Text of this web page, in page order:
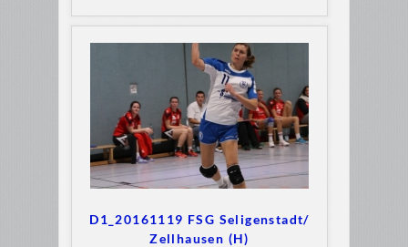
D1_20161119 FSG Seligenstadt/
Zellhausen (H)